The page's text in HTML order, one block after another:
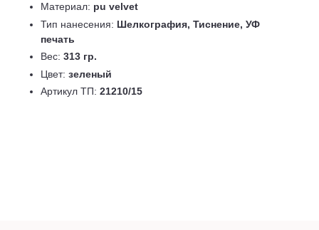
Материал: pu velvet
Тип нанесения: Шелкография, Тиснение, УФ
печать
Вес: 313 гр.
Цвет: зеленый
Артикул ТП: 21210/15